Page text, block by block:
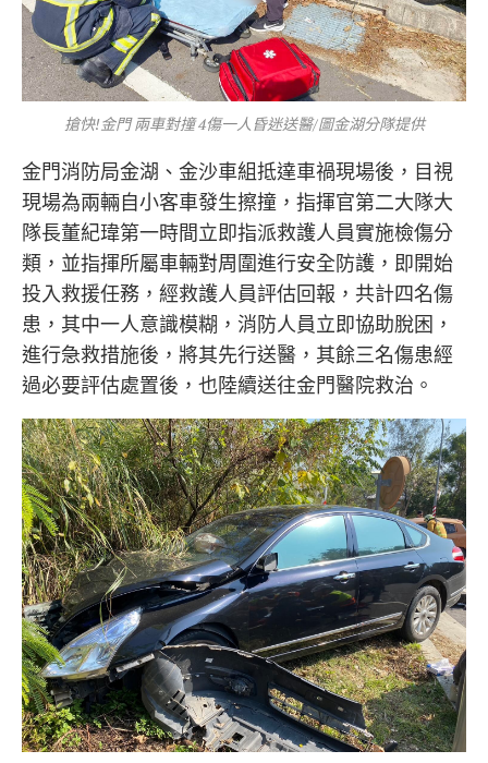
搶快!金門 兩車對撞 4傷一人昏迷送醫/圖金湖分隊提供
金門消防局金湖、金沙車組抵達車禍現場後，目視
現場為兩輛自小客車發生擦撞，指揮官第二大隊大
隊長董紀瑋第一時間立即指派救護人員實施檢傷分
類，並指揮所屬車輛對周圍進行安全防護，即開始
投入救援任務，經救護人員評估回報，共計四名傷
患，其中一人意識模糊，消防人員立即協助脫困，
進行急救措施後，將其先行送醫，其餘三名傷患經
過必要評估處置後，也陸續送往金門醫院救治。